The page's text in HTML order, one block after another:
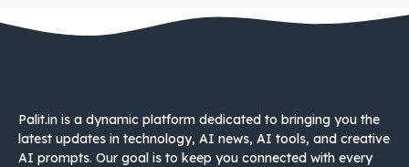
Palit.in is a dynamic platform dedicated to bringing you the
latest updates in technology, AI news, AI tools, and creative
AI prompts. Our goal is to keep you connected with every